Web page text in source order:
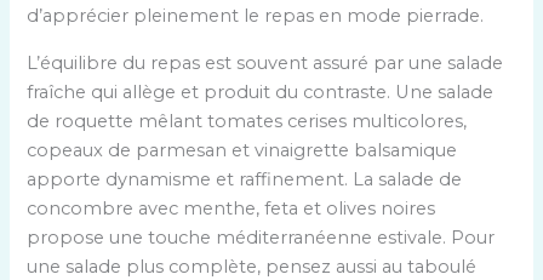
d’apprécier pleinement le repas en mode pierrade.
L’équilibre du repas est souvent assuré par une salade
fraîche qui allège et produit du contraste. Une salade
de roquette mêlant tomates cerises multicolores,
copeaux de parmesan et vinaigrette balsamique
apporte dynamisme et raffinement. La salade de
concombre avec menthe, feta et olives noires
propose une touche méditerranéenne estivale. Pour
une salade plus complète, pensez aussi au taboulé